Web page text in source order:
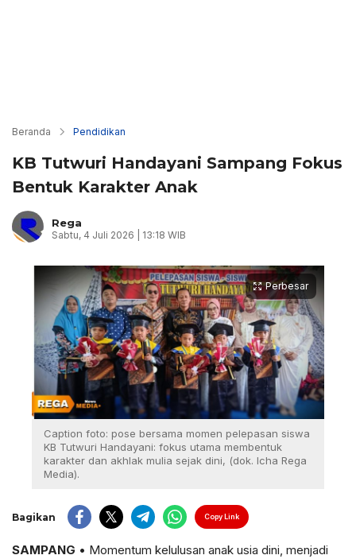
Beranda Pendidikan
KB Tutwuri Handayani Sampang Fokus
Bentuk Karakter Anak
Rega
Sabtu, 4 Juli 2026 | 13:18 WIB
Perbesar
Caption foto: pose bersama momen pelepasan siswa
KB Tutwuri Handayani: fokus utama membentuk
karakter dan akhlak mulia sejak dini, (dok. Icha Rega
Media).
Bagikan Copy Link
SAMPANG • Momentum kelulusan anak usia dini, menjadi